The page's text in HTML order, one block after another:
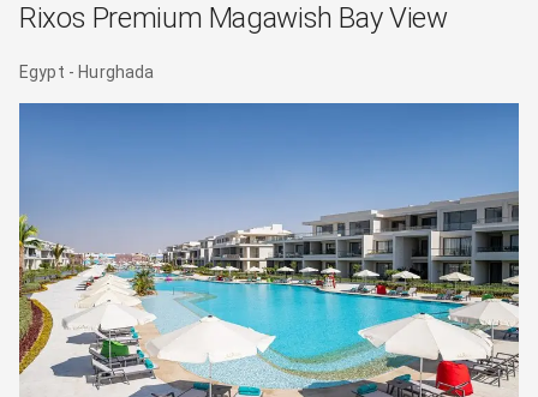
Rixos Premium Magawish Bay View
Egypt - Hurghada